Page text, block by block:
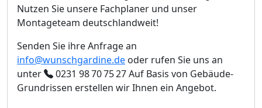
Nutzen Sie unsere Fachplaner und unser
Montageteam deutschlandweit!
Senden Sie ihre Anfrage an
info@wunschgardine.de oder rufen Sie uns an
unter
0231 98 70 75 27Auf Basis von Gebäude-
Grundrissen erstellen wir Ihnen ein Angebot.